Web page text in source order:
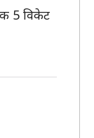
5 विकेट